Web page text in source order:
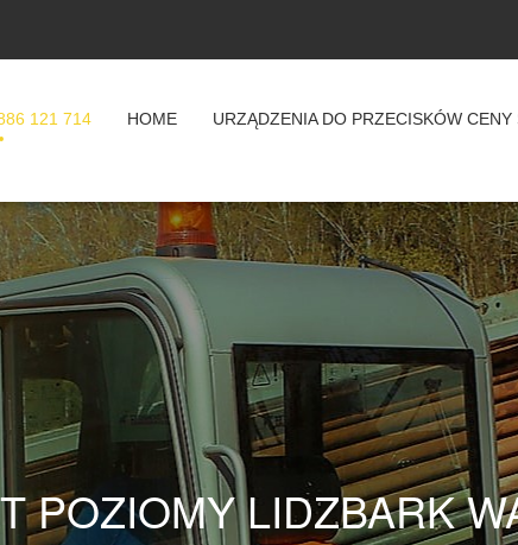
121 714 HOME URZĄDZENIA DO PRZECISKÓW CENY
POZIOMY LIDZBARK